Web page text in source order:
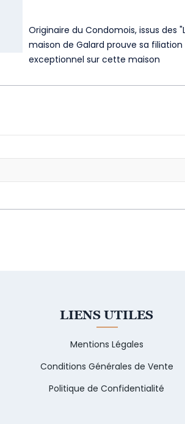
Originaire du Condomois, issus des
maison de Galard prouve sa filiation
exceptionnel sur cette maison
LIENS UTILES
Mentions Légales
Conditions Générales de Vente
Politique de Confidentialité